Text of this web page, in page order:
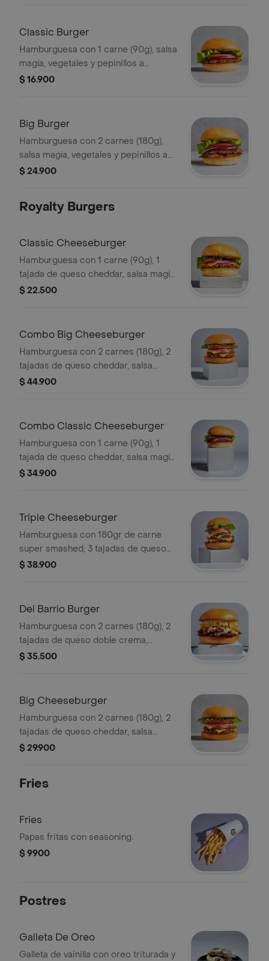
Classic Burger
Hamburguesa con 1 carne (90g), salsa
magía, vegetales y pepinillos a
elección.
$ 16.900
Big Burger
Hamburguesa con 2 carnes (180g),
salsa magía, vegetales y pepinillos a
elección.
$ 24.900
Royalty Burgers
Classic Cheeseburger
Hamburguesa con 1 carne (90g), 1
tajada de queso cheddar, salsa magía,
vegetales y pepinillos a elección.
$ 22.500
Combo Big Cheeseburger
Hamburguesa con 2 carnes (180g), 2
tajadas de queso cheddar, salsa
magía, vegetales y pepinillos a
$ 44.900
Combo Classic Cheeseburger
Hamburguesa con 1 carne (90g), 1
tajada de queso cheddar, salsa magía,
vegetales y pepinillos a elección +
$ 34.900
Triple Cheeseburger
Hamburguesa con 180gr de carne
super smashed, 3 tajadas de queso
cheddar, salsa magía, vegetales y
$ 38.900
Del Barrio Burger
Hamburguesa con 2 carnes (180g), 2
tajadas de queso doble crema,
tocineta crocante, piña y salsa barrio.
$ 35.500
Big Cheeseburger
Hamburguesa con 2 carnes (180g), 2
tajadas de queso cheddar, salsa
magía, vegetales y pepinillos a
$ 29.900
Fries
Fries
Papas fritas con seasoning.
$ 9900
Postres
Galleta De Oreo
Galleta de vainilla con oreo triturada y